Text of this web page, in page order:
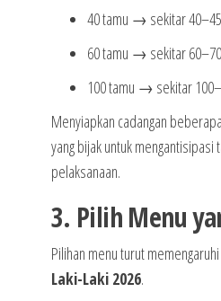
40 tamu → sekitar
60 tamu → sekitar
100 tamu → sekitar
Menyiapkan cadangan
yang bijak untuk
pelaksanaan.
3. Pilih Menu
Pilihan menu turut memengaruhi
Laki-Laki 2026.